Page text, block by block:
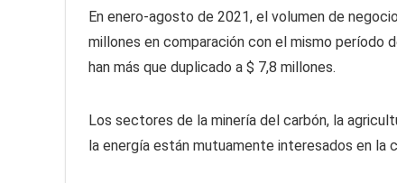
En enero-agosto de 2021, el volumen de
millones en comparación con el mismo período
han más que duplicado a $ 7,8 millones.
Los sectores de la minería del carbón, la
la energía están mutuamente interesados ​​en la